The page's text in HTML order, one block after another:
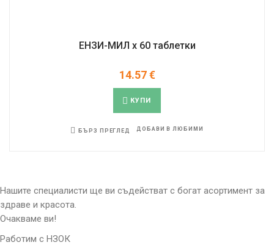
ЕНЗИ-МИЛ х 60 таблетки
14.57€
КУПИ
БЪРЗ ПРЕГЛЕД ДОБАВИ В ЛЮБИМИ
Нашите специалисти ще ви съдействат с богат асортимент за
здраве и красота.
Очакваме ви!
Работим с НЗОК